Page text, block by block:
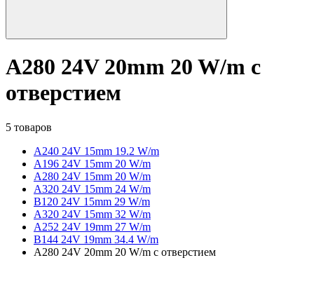
A280 24V 20mm 20 W/m с
отверстием
5 товаров
A240 24V 15mm 19.2 W/m
A196 24V 15mm 20 W/m
A280 24V 15mm 20 W/m
A320 24V 15mm 24 W/m
B120 24V 15mm 29 W/m
A320 24V 15mm 32 W/m
A252 24V 19mm 27 W/m
B144 24V 19mm 34.4 W/m
A280 24V 20mm 20 W/m с отверстием